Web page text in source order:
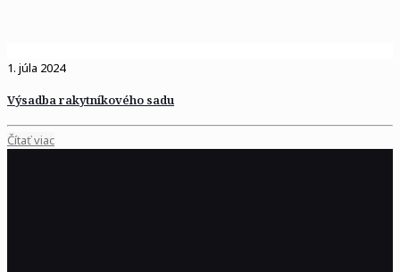
1. júla 2024
Výsadba rakytníkového sadu
Čítať viac